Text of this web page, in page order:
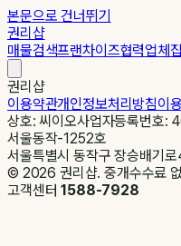
본문으로 건너뛰기
권리샵
매물검색프랜차이즈협력업체
권리샵
이용약관개인정보처리방침이
상호: 씨이오사업자등록번호
서울동작-1252호
서울특별시 동작구 장승배기
© 2026 권리샵. 중개수수료
고객센터1588-7928